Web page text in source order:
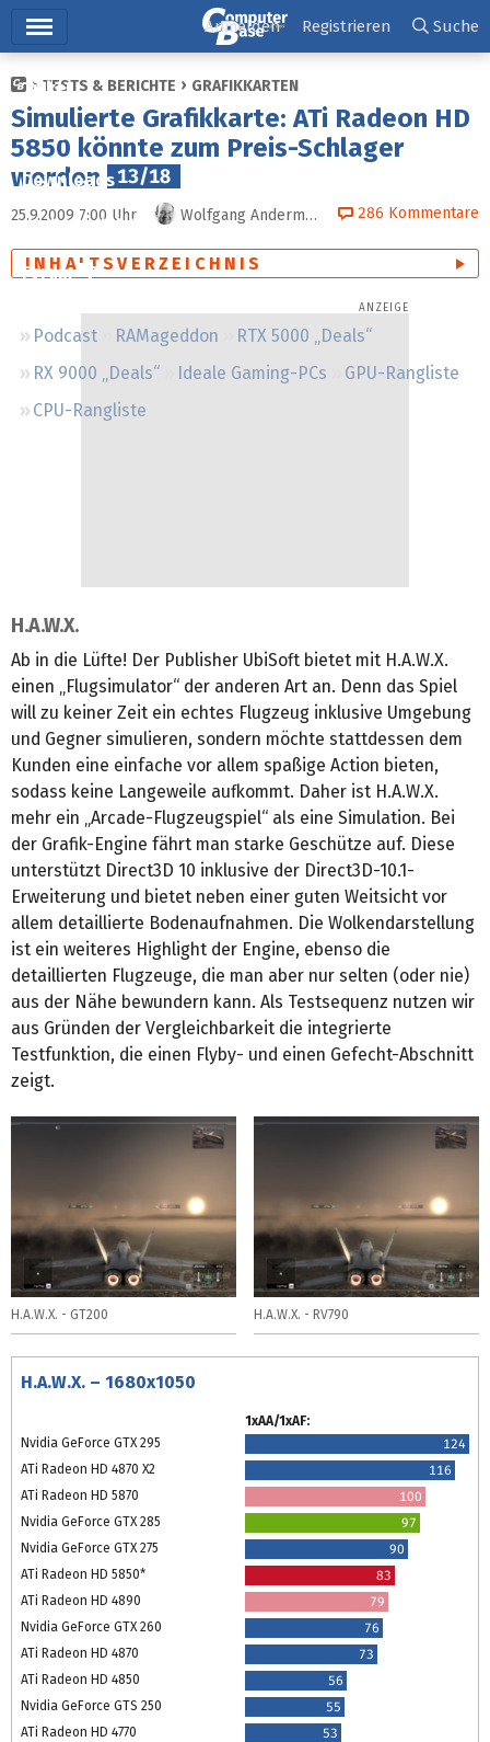
Ticker
Tests
Downloads
Preisvergleich
Forum
Podcast RAMageddon
RTX 5000 „Deals“
RX 9000 „Deals“
Ideale Gaming-PCs
GPU-Rangliste
CPU-Rangliste
Anmelden Registrieren Suche
TESTS & BERICHTE GRAFIKKARTEN
Simulierte Grafikkarte: ATi Radeon HD
5850 könnte zum Preis-Schlager
werden
13/18
25.9.2009 7:00 Uhr Wolfgang Andermahr 286 Kommentare
INHALTSVERZEICHNIS
H.A.W.X.
Ab in die Lüfte! Der Publisher UbiSoft bietet mit H.A.W.X.
einen „Flugsimulator“ der anderen Art an. Denn das Spiel
will zu keiner Zeit ein echtes Flugzeug inklusive Umgebung
und Gegner simulieren, sondern möchte stattdessen dem
Kunden eine einfache vor allem spaßige Action bieten,
sodass keine Langeweile aufkommt. Daher ist H.A.W.X.
mehr ein „Arcade-Flugzeugspiel“ als eine Simulation. Bei
der Grafik-Engine fährt man starke Geschütze auf. Diese
unterstützt Direct3D 10 inklusive der Direct3D-10.1-
Erweiterung und bietet neben einer guten Weitsicht vor
allem detaillierte Bodenaufnahmen. Die Wolkendarstellung
ist ein weiteres Highlight der Engine, ebenso die
detaillierten Flugzeuge, die man aber nur selten (oder nie)
aus der Nähe bewundern kann. Als Testsequenz nutzen wir
aus Gründen der Vergleichbarkeit die integrierte
Testfunktion, die einen Flyby- und einen Gefecht-Abschnitt
zeigt.
H.A.W.X. - GT200 H.A.W.X. - RV790
H.A.W.X. – 1680x1050
1xAA/1xAF:
Nvidia GeForce GTX 295
124
ATi Radeon HD 4870 X2
116
ATi Radeon HD 5870
100
Nvidia GeForce GTX 285
97
Nvidia GeForce GTX 275
90
ATi Radeon HD 5850*
83
ATi Radeon HD 4890
79
Nvidia GeForce GTX 260
76
ATi Radeon HD 4870
73
ATi Radeon HD 4850
56
Nvidia GeForce GTS 250
55
ATi Radeon HD 4770
53